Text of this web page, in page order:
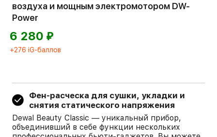
воздуха и мощным электромотором DW-
Power
6 280 ⃏
+276 iG-баллов
Фен-расческа для сушки, укладки и
снятия статического напряжения
Dewal Beauty Classic — уникальный прибор,
объединивший в себе функции нескольких